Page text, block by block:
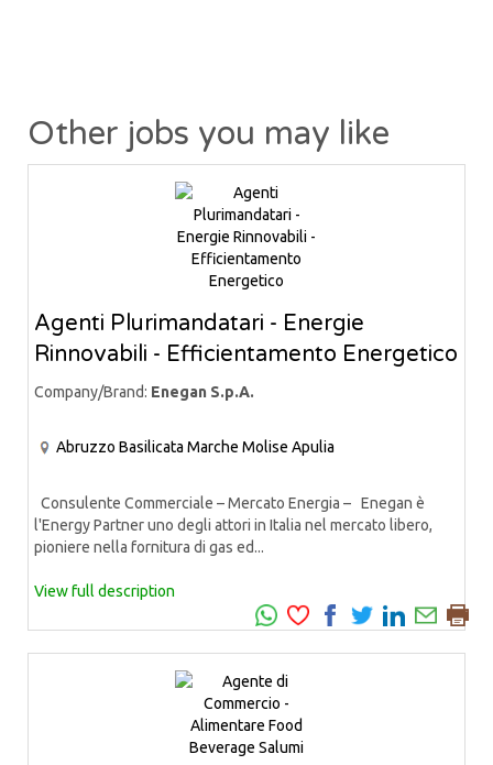
Other jobs you may like
Agenti Plurimandatari - Energie
Rinnovabili - Efficientamento Energetico
Company/Brand: Enegan S.p.A.
Abruzzo Basilicata Marche Molise Apulia
Consulente Commerciale – Mercato Energia – Enegan è
l'Energy Partner uno degli attori in Italia nel mercato libero,
pioniere nella fornitura di gas ed...
View full description